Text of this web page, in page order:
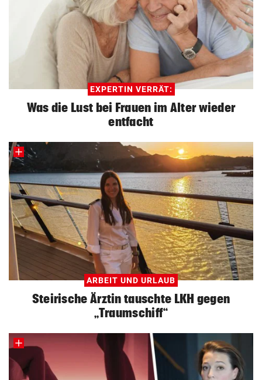
EXPERTIN VERRÄT:
Was die Lust bei Frauen im Alter wieder
entfacht
ARBEIT UND URLAUB
Steirische Ärztin tauschte LKH gegen
„Traumschiff“